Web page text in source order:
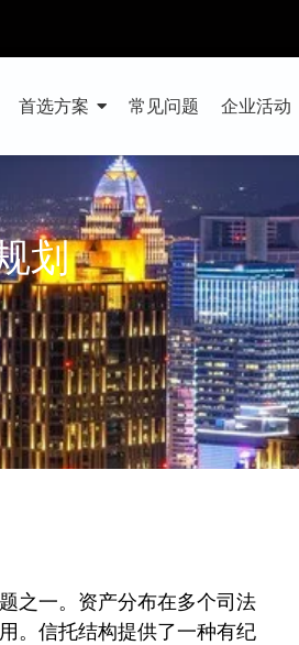
首选方案 常见问题 企业活动
划
之一。资产分布在多个司法
。信托结构提供了一种有纪